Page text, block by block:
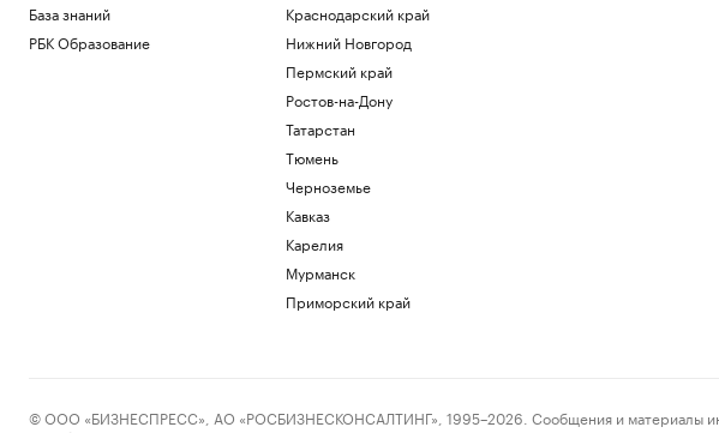
База знаний
РБК Образование
Краснодарский край
Нижний Новгород
Пермский край
Ростов-на-Дону
Татарстан
Тюмень
Черноземье
Кавказ
Карелия
Мурманск
Приморский край
© ООО «БИЗНЕСПРЕСС», АО «РОСБИЗНЕСКОНСАЛТИНГ», 1995–2026. Сообщения и материалы